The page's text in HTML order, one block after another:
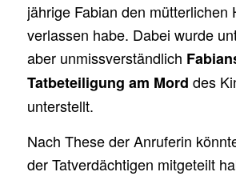
jährige Fabian den mütterlichen
verlassen habe. Dabei wurde
aber unmissverständlich
Tatbeteiligung am Mord des
unterstellt.
Nach These der Anruferin
der Tatverdächtigen mitgeteilt